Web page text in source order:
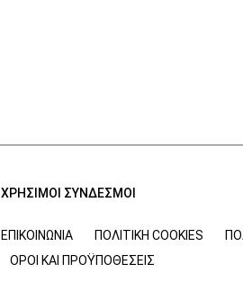
ΧΡΗΣΙΜΟΙ ΣΥΝΔΕΣΜΟΙ
ΕΠΙΚΟΙΝΩΝΊΑ ΠΟΛΙΤΙΚΉ COOKIES
ΌΡΟΙ ΚΑΙ ΠΡΟΫΠΟΘΈΣΕΙΣ